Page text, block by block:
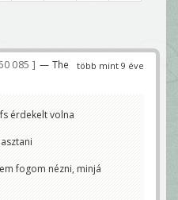
több mint 9 éve
085
— The
érdekelt volna
fogom nézni, minjá